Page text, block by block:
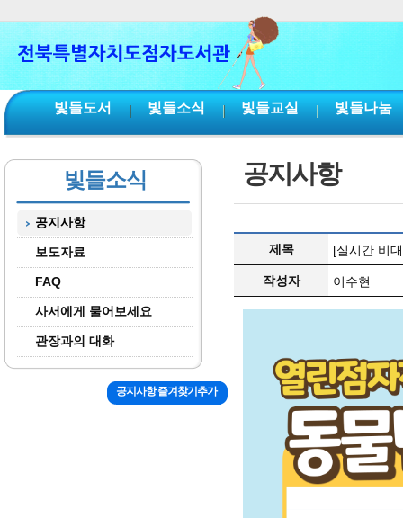
빛들도서 빛들소식 빛들교실 빛들나눔
빛들소식
공지사항
보도자료
FAQ
사서에게 물어보세요
관장과의 대화
공지사항
제목 [실시간 비
작성자 이수현
공지사항 즐겨찾기추가